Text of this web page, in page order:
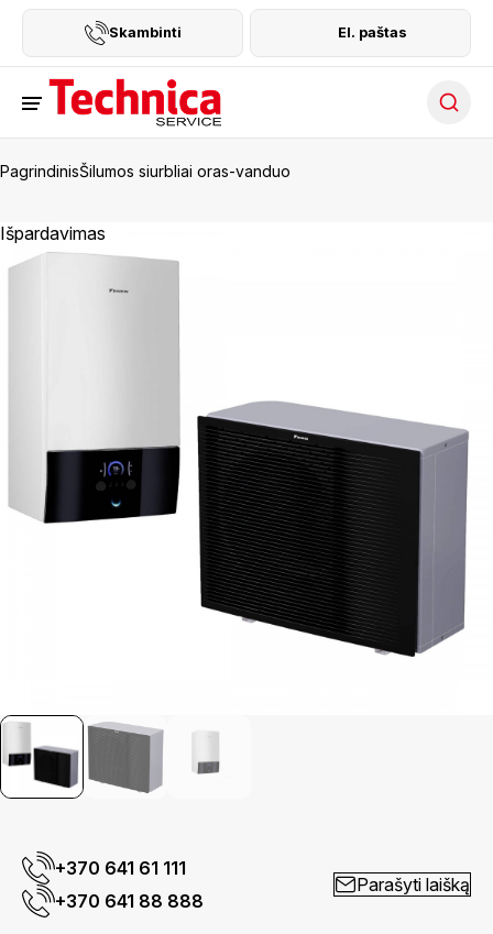
Skambinti El. paštas
PagrindinisŠilumos siurbliai oras-vanduo
Išpardavimas
+370 641 61 111
+370 641 88 888
Parašyti laišką